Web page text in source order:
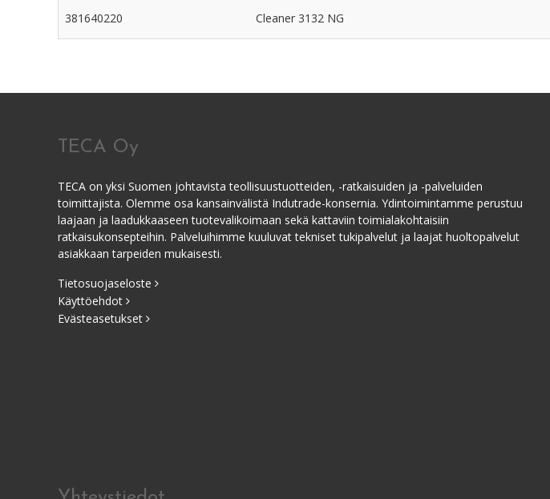
381640220 Cleaner 3132 NG
TECA Oy
TECA on yksi Suomen johtavista teollisuustuotteiden, -ratkaisuiden ja -palveluiden
toimittajista. Olemme osa kansainvälistä Indutrade-konsernia. Ydintoimintamme perustuu
laajaan ja laadukkaaseen tuotevalikoimaan sekä kattaviin toimialakohtaisiin
ratkaisukonsepteihin. Palveluihimme kuuluvat tekniset tukipalvelut ja laajat huoltopalvelut
asiakkaan tarpeiden mukaisesti.
Tietosuojaseloste
Käyttöehdot
Evästeasetukset